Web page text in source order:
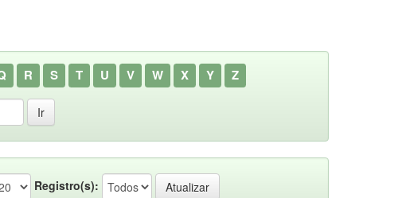
R S T U V W X Y Z
Registro(s):